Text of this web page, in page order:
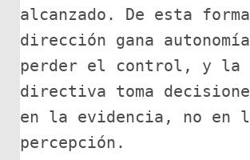
alcanzado. De esta
dirección gana
perder el control, y la
directiva toma
en la evidencia, no en
percepción.